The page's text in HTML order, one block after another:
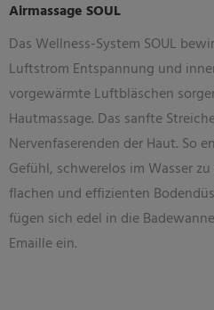
Airmassage SOUL
Das Wellness-System SOUL
Luftstrom Entspannung und
vorgewärmte Luftbläschen
Hautmassage. Das sanfte
Nervenfaserenden der Haut. So
Gefühl, schwerelos im Wasser
flachen und effizienten
fügen sich edel in die
Emaille ein.